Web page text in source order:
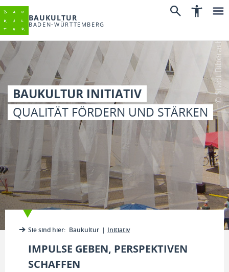
BAUKULTUR
BADEN-WÜRTTEMBERG
BAUKULTUR INITIATIV
QUALITÄT FÖRDERN UND STÄRKEN
© Stadt Biberach
Sie sind hier: Baukultur Initiativ
IMPULSE GEBEN, PERSPEKTIVEN
SCHAFFEN